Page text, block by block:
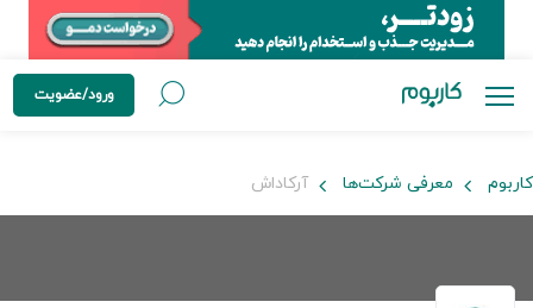
ورود/عضویت
کاربوم معرفی شرکت‌ها آرکاداش